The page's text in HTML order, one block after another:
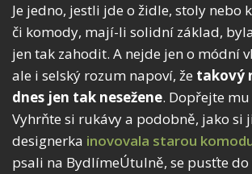
Je jedno, jestli jde o židle, stoly nebo
či komody, mají-li solidní základ,
jen tak zahodit. A nejde jen o módní
ale i selský rozum napoví, že takový
dnes jen tak nesežene. Dopřejte
Vyhrňte si rukávy a podobně, jako si
designerka inovovala starou
psali na BydlímeÚtulně, se pusťte do